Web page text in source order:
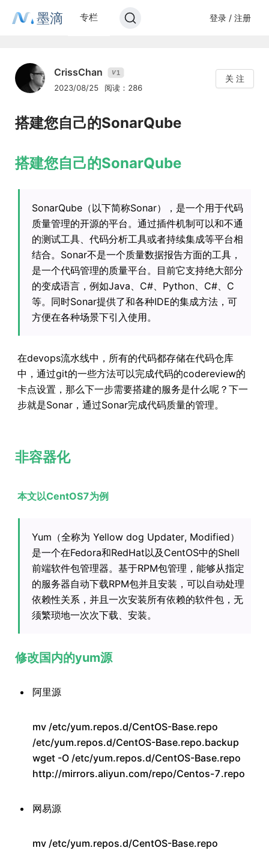
墨滴 专栏 登录 / 注册
CrissChan V1
2023/08/25 阅读：286
关 注
搭建您自己的SonarQube
搭建您自己的SonarQube
SonarQube（以下简称Sonar），是一个用于代码
质量管理的开源的平台。通过插件机制可以和不通
的测试工具、代码分析工具或者持续集成等平台相
结合。Sonar不是一个质量数据报告方面的工具，
是一个代码管理的质量平台。目前它支持绝大部分
的变成语言，例如Java、C#、Python、C#、C
等。同时Sonar提供了和各种IDE的集成方法，可
方便在各种场景下引入使用。
在devops流水线中，所有的代码都存储在代码仓库
中，通过git的一些方法可以完成代码的codereview的
卡点设置，那么下一步需要搭建的服务是什么呢？下一
步就是Sonar，通过Sonar完成代码质量的管理。
非容器化
本文以CentOS7为例
Yum（全称为 Yellow dog Updater, Modified）
是一个在Fedora和RedHat以及CentOS中的Shell
前端软件包管理器。基于RPM包管理，能够从指定
的服务器自动下载RPM包并且安装，可以自动处理
依赖性关系，并且一次安装所有依赖的软件包，无
须繁琐地一次次下载、安装。
修改国内的yum源
阿里源
mv /etc/yum.repos.d/CentOS-Base.repo
/etc/yum.repos.d/CentOS-Base.repo.backup
wget -O /etc/yum.repos.d/CentOS-Base.repo
http://mirrors.aliyun.com/repo/Centos-7.repo
网易源
mv /etc/yum.repos.d/CentOS-Base.repo